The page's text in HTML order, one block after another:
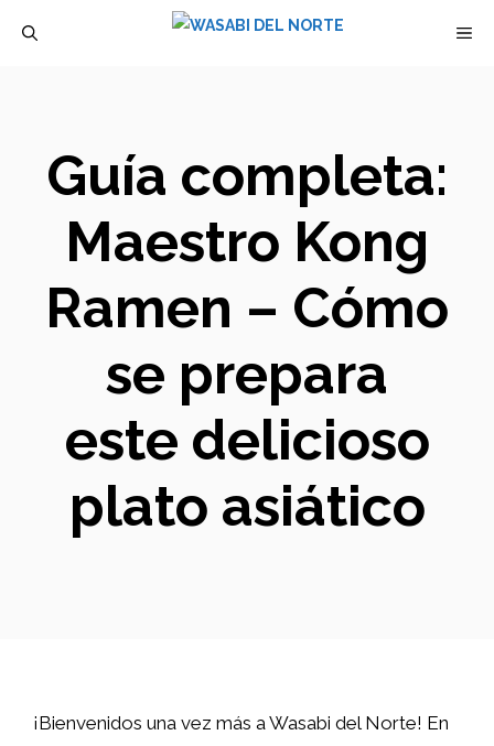
Guía completa:
Maestro Kong
Ramen – Cómo
se prepara
este delicioso
plato asiático
¡Bienvenidos una vez más a Wasabi del Norte! En